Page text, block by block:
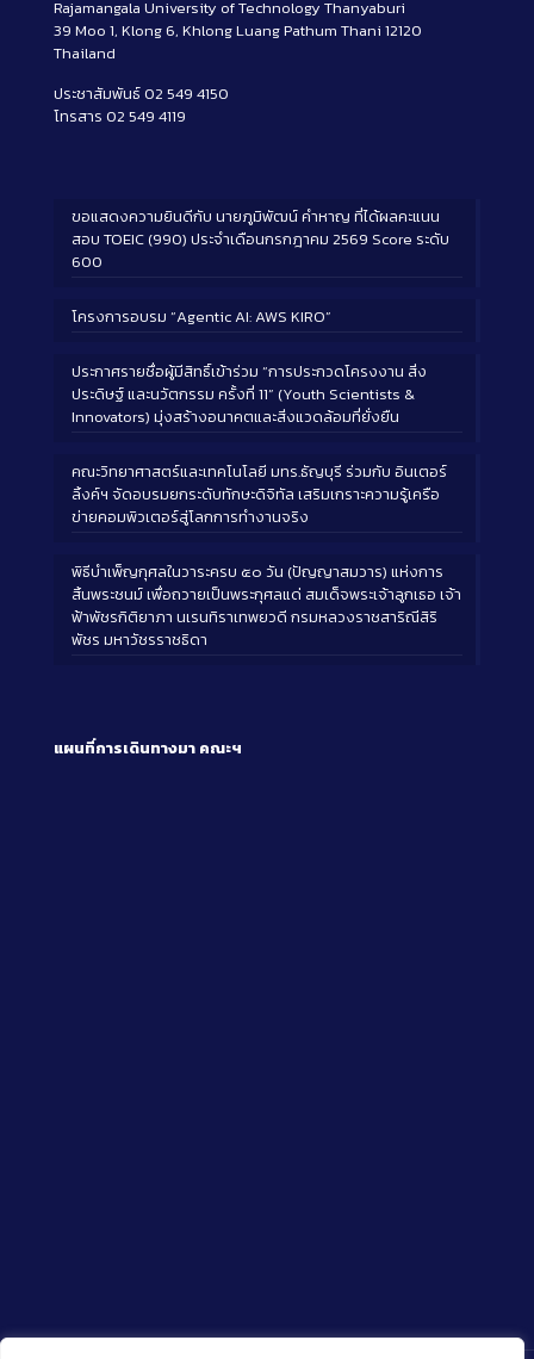
Rajamangala University of Technology Thanyaburi
39 Moo 1, Klong 6, Khlong Luang Pathum Thani 12120
Thailand
ประชาสัมพันธ์ 02 549 4150
โทรสาร 02 549 4119
ขอแสดงความยินดีกับ นายภูมิพัฒน์ คำหาญ ที่ได้ผลคะแนน
สอบ TOEIC (990) ประจำเดือนกรกฎาคม 2569 Score ระดับ
600
โครงการอบรม “Agentic AI: AWS KIRO”
ประกาศรายชื่อผู้มีสิทธิ์เข้าร่วม “การประกวดโครงงาน สิ่ง
ประดิษฐ์ และนวัตกรรม ครั้งที่ 11” (Youth Scientists &
Innovators) มุ่งสร้างอนาคตและสิ่งแวดล้อมที่ยั่งยืน
คณะวิทยาศาสตร์และเทคโนโลยี มทร.ธัญบุรี ร่วมกับ อินเตอร์
ลิ้งค์ฯ จัดอบรมยกระดับทักษะดิจิทัล เสริมเกราะความรู้เครือ
ข่ายคอมพิวเตอร์สู่โลกการทำงานจริง
พิธีบำเพ็ญกุศลในวาระครบ ๕๐ วัน (ปัญญาสมวาร) แห่งการ
สิ้นพระชนม์ เพื่อถวายเป็นพระกุศลแด่ สมเด็จพระเจ้าลูกเธอ เจ้า
ฟ้าพัชรกิติยาภา นเรนทิราเทพยวดี กรมหลวงราชสาริณีสิริ
พัชร มหาวัชรราชธิดา
แผนที่การเดินทางมา คณะฯ